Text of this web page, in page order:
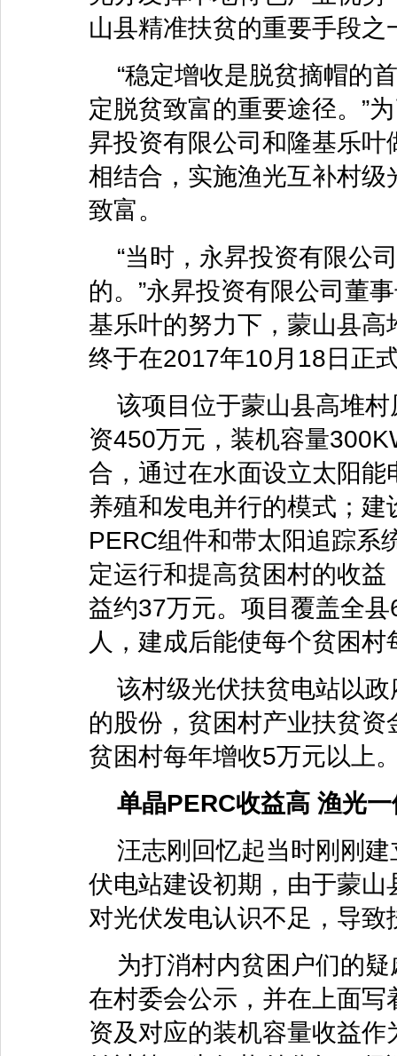
山县精准扶贫的重要手段之
“稳定增收是脱贫摘帽的
定脱贫致富的重要途径。”
昇投资有限公司和隆基乐
相结合，实施渔光互补村
致富。
“当时，永昇投资有限公
的。”永昇投资有限公司董
基乐叶的努力下，蒙山县
终于在2017年10月18日正
该项目位于蒙山县高堆村
资450万元，装机容量
合，通过在水面设立太阳
养殖和发电并行的模式；
PERC组件和带太阳追踪系
定运行和提高贫困村的收
益约37万元。项目覆盖全
人，建成后能使每个贫困
该村级光伏扶贫电站以政
的股份，贫困村产业扶贫
贫困村每年增收5万元以上
单晶PERC收益高 渔光一
汪志刚回忆起当时刚刚建
伏电站建设初期，由于蒙
对光伏发电认识不足，导致
为打消村内贫困户们的疑
在村委会公示，并在上面写
资及对应的装机容量收益